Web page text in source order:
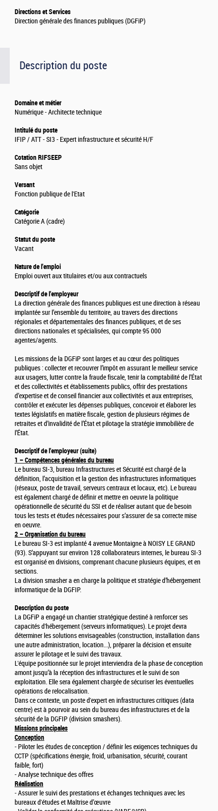
Description du poste
Domaine et métier
Numérique - Architecte technique
Intitulé du poste
IFIP / ATT - SI3 - Expert infrastructure et sécurité H/F
Cotation RIFSEEP
Sans objet
Versant
Fonction publique de l'Etat
Catégorie
Catégorie A (cadre)
Statut du poste
Vacant
Nature de l'emploi
Emploi ouvert aux titulaires et/ou aux contractuels
Descriptif de l'employeur
La direction générale des finances publiques est une direction à réseau
implantée sur l’ensemble du territoire, au travers des directions
régionales et départementales des finances publiques, et de ses
directions nationales et spécialisées, qui compte 95 000
agentes/agents.
Les missions de la DGFiP sont larges et au cœur des politiques
publiques : collecter et recouvrer l’impôt en assurant le meilleur service
aux usagers, lutter contre la fraude fiscale, tenir la comptabilité de l’État
et des collectivités et établissements publics, offrir des prestations
d’expertise et de conseil financier aux collectivités et aux entreprises,
contrôler et exécuter les dépenses publiques, concevoir et élaborer les
textes législatifs en matière fiscale, gestion de plusieurs régimes de
retraites et d’invalidité de l’État et pilotage la stratégie immobilière de
l’État.
Descriptif de l'employeur (suite)
1 – Compétences générales du bureau
Le bureau SI-3, bureau Infrastructures et Sécurité est chargé de la
définition, l’acquisition et la gestion des infrastructures informatiques
(réseaux, poste de travail, serveurs centraux et locaux, etc). Le bureau
est également chargé de définir et mettre en oeuvre la politique
opérationnelle de sécurité du SSI et de réaliser autant que de besoin
tous les tests et études nécessaires pour s’assurer de sa correcte mise
en oeuvre.
2 – Organisation du bureau
Le bureau SI-3 est implanté 4 avenue Montaigne à NOISY LE GRAND
(93). S’appuyant sur environ 128 collaborateurs internes, le bureau SI-3
est organisé en divisions, comprenant chacune plusieurs équipes, et en
sections.
La division smasher a en charge la politique et stratégie d’hébergement
informatique de la DGFIP.
Description du poste
La DGFiP a engagé un chantier stratégique destiné à renforcer ses
capacités d'hébergement (serveurs informatiques). Le projet devra
déterminer les solutions envisageables (construction, installation dans
une autre administration, location...), préparer la décision et ensuite
assurer le pilotage et le suivi des travaux.
L'équipe positionnée sur le projet interviendra de la phase de conception
amont jusqu’à la réception des infrastructures et le suivi de son
exploitation. Elle sera également chargée de sécuriser les éventuelles
opérations de relocalisation.
Dans ce contexte, un poste d'expert en infrastructures critiques (data
centre) est à pourvoir au sein du bureau des infrastructures et de la
sécurité de la DGFIP (division smashers).
Missions principales
Conception
- Piloter les études de conception / définir les exigences techniques du
CCTP (spécifications énergie, froid, urbanisation, sécurité, courant
faible, fort)
- Analyse technique des offres
Réalisation
- Assurer le suivi des prestations et échanges techniques avec les
bureaux d'études et Maîtrise d’œuvre
Directions et Services
Direction générale des finances publiques (DGFiP)